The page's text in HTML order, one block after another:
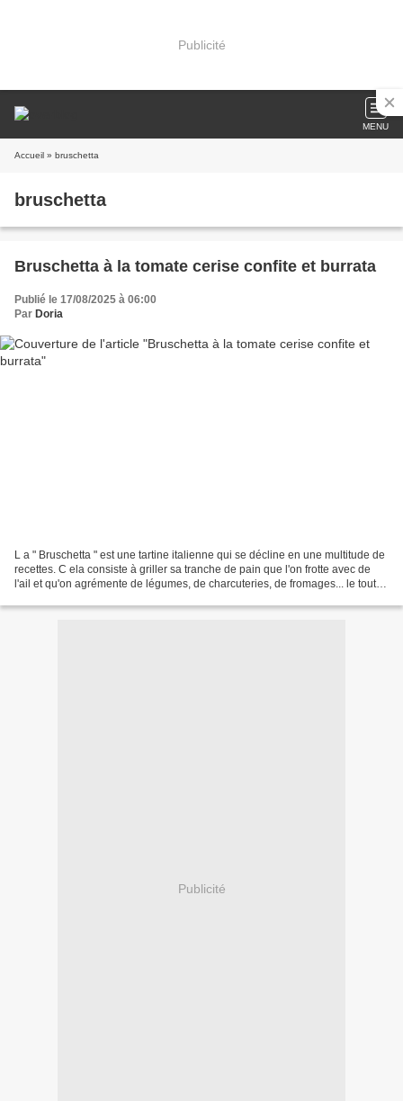
Publicité
MENU
Accueil » bruschetta
bruschetta
Bruschetta à la tomate cerise confite et burrata
Publié le 17/08/2025 à 06:00
Par Doria
L a " Bruschetta " est une tartine italienne qui se décline en une multitude de
recettes. C ela consiste à griller sa tranche de pain que l'on frotte avec de
l'ail et qu'on agrémente de légumes, de charcuteries, de fromages... le tout
Publicité